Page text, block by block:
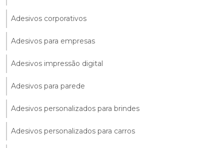
Adesivos corporativos
Adesivos para empresas
Adesivos impressão digital
Adesivos para parede
Adesivos personalizados para brindes
Adesivos personalizados para carros